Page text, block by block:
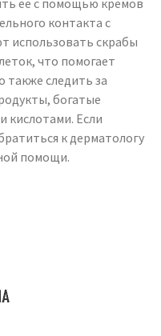
ее с помощью кремов
контакта с
использовать скрабы
что помогает
также следить за
богатые
кислотами. Если
к дерматологу
помощи.